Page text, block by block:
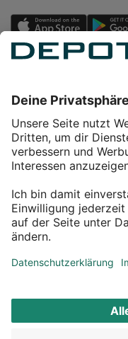
Service
Über DEPOT
Kontakt